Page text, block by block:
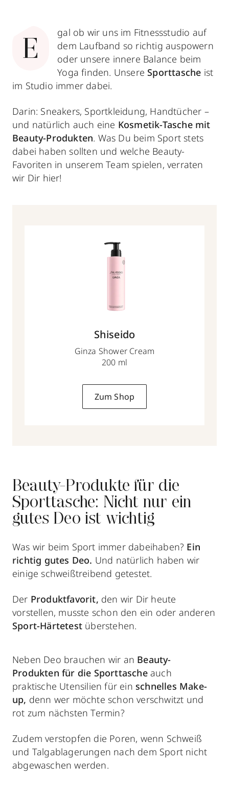
E
gal ob wir uns im Fitnessstudio auf
dem Laufband so richtig auspowern
oder unsere innere Balance beim
Yoga finden. Unsere Sporttasche ist
im Studio immer dabei.
Darin: Sneakers, Sportkleidung, Handtücher –
und natürlich auch eine Kosmetik-Tasche mit
Beauty-Produkten. Was Du beim Sport stets
dabei haben sollten und welche Beauty-
Favoriten in unserem Team spielen, verraten
wir Dir hier!
Shiseido
Ginza Shower Cream
200 ml
Zum Shop
Beauty-Produkte für die
Sporttasche: Nicht nur ein
gutes Deo ist wichtig
Was wir beim Sport immer dabeihaben? Ein
richtig gutes Deo. Und natürlich haben wir
einige schweißtreibend getestet.
Der Produktfavorit, den wir Dir heute
vorstellen, musste schon den ein oder anderen
Sport-Härtetest überstehen.
Neben Deo brauchen wir an Beauty-
Produkten für die Sporttascheauch
praktische Utensilien für ein schnelles Make-
up, denn wer möchte schon verschwitzt und
rot zum nächsten Termin?
Zudem verstopfen die Poren, wenn Schweiß
und Talgablagerungen nach dem Sport nicht
abgewaschen werden.